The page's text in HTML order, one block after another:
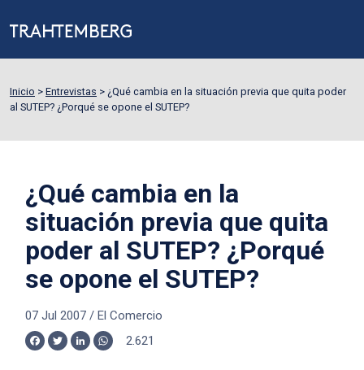
Inicio > Entrevistas > ¿Qué cambia en la situación previa que quita poder
al SUTEP? ¿Porqué se opone el SUTEP?
¿Qué cambia en la
situación previa que quita
poder al SUTEP? ¿Porqué
se opone el SUTEP?
07 Jul 2007/ El Comercio
Facebook
TwitterLinkedInWhatsApp
2.621